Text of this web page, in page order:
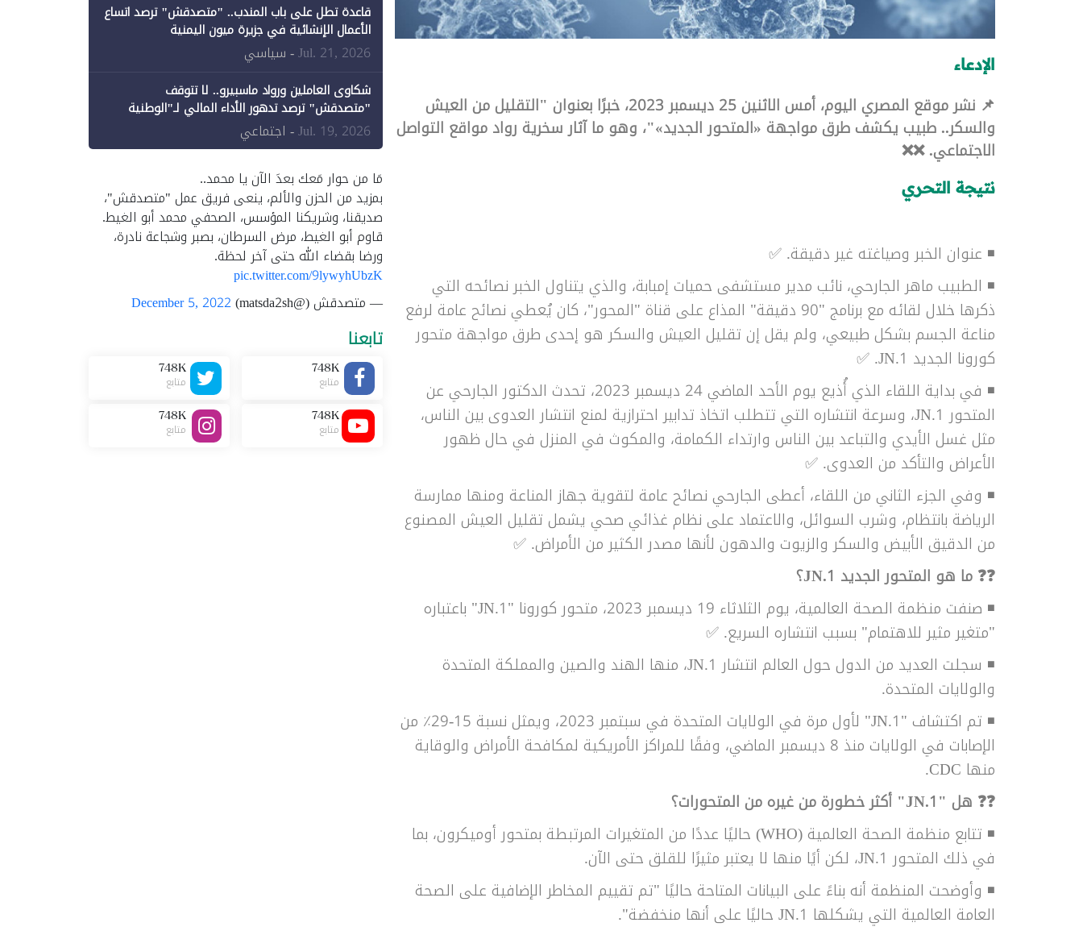
الإدعاء
📌 نشر موقع المصري اليوم، أمس الاثنين 25 ديسمبر 2023، خبرًا بعنوان "التقليل من العيش
والسكر.. طبيب يكشف طرق مواجهة «المتحور الجديد»"، وهو ما آثار سخرية رواد مواقع التواصل
الاجتماعي. ❌❌
نتيجة التحري
◾ عنوان الخبر وصياغته غير دقيقة. ✅
◾ الطبيب ماهر الجارحي، نائب مدير مستشفى حميات إمبابة، والذي يتناول الخبر نصائحه التي
ذكرها خلال لقائه مع برنامج "90 دقيقة" المذاع على قناة "المحور"، كان يُعطي نصائح عامة لرفع
مناعة الجسم بشكل طبيعي، ولم يقل إن تقليل العيش والسكر هو إحدى طرق مواجهة متحور
كورونا الجديد JN.1. ✅
◾ في بداية اللقاء الذي أُذيع يوم الأحد الماضي 24 ديسمبر 2023، تحدث الدكتور الجارحي عن
المتحور JN.1، وسرعة انتشاره التي تتطلب اتخاذ تدابير احترازية لمنع انتشار العدوى بين الناس،
مثل غسل الأيدي والتباعد بين الناس وارتداء الكمامة، والمكوث في المنزل في حال ظهور
الأعراض والتأكد من العدوى. ✅
◾ وفي الجزء الثاني من اللقاء، أعطى الجارحي نصائح عامة لتقوية جهاز المناعة ومنها ممارسة
الرياضة بانتظام، وشرب السوائل، والاعتماد على نظام غذائي صحي يشمل تقليل العيش المصنوع
من الدقيق الأبيض والسكر والزيوت والدهون لأنها مصدر الكثير من الأمراض. ✅
❓❓ ما هو المتحور الجديد JN.1؟
◾ صنفت منظمة الصحة العالمية، يوم الثلاثاء 19 ديسمبر 2023، متحور كورونا "JN.1" باعتباره
"متغير مثير للاهتمام" بسبب انتشاره السريع. ✅
◾ سجلت العديد من الدول حول العالم انتشار JN.1، منها الهند والصين والمملكة المتحدة
والولايات المتحدة.
◾ تم اكتشاف "JN.1" لأول مرة في الولايات المتحدة في سبتمبر 2023، ويمثل نسبة 15-29٪ من
الإصابات في الولايات منذ 8 ديسمبر الماضي، وفقًا للمراكز الأمريكية لمكافحة الأمراض والوقاية
منها CDC.
❓❓ هل "JN.1" أكثر خطورة من غيره من المتحورات؟
◾ تتابع منظمة الصحة العالمية (WHO) حاليًا عددًا من المتغيرات المرتبطة بمتحور أوميكرون، بما
في ذلك المتحور JN.1، لكن أيًا منها لا يعتبر مثيرًا للقلق حتى الآن.
◾ وأوضحت المنظمة أنه بناءً على البيانات المتاحة حاليًا "تم تقييم المخاطر الإضافية على الصحة
العامة العالمية التي يشكلها JN.1 حاليًا على أنها منخفضة".
قاعدة تطل على باب المندب.. "متصدقش" ترصد اتساع
الأعمال الإنشائية في جزيرة ميون اليمنية
Jul. 21, 2026- سياسي
شكاوى العاملين ورواد ماسبيرو.. لا تتوقف
"متصدقش" ترصد تدهور الأداء المالي لـ"الوطنية
للإعلام"
Jul. 19, 2026- اجتماعي
مَا من حوار مَعك بعدَ الآن يا محمد..
بمزيد من الحزن والألم، ينعى فريق عمل "متصدقش"،
صديقنا، وشريكنا المؤسس، الصحفي محمد أبو الغيط.
قاوم أبو الغيط، مرض السرطان، بصبر وشجاعة نادرة،
ورضا بقضاء الله حتى آخر لحظة.
pic.twitter.com/9lywyhUbzK
— متصدقش (@matsda2sh)
December 5, 2022
تابعنا
748K
متابع
748K
متابع
748K
متابع
748K
متابع